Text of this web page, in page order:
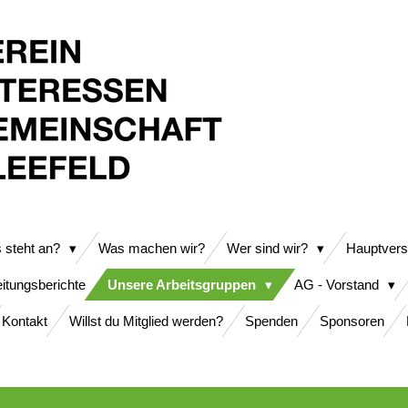
steht an? Was machen wir? Wer sind wir?
Unsere Arbeitsgruppen AG - Vorstand
Kontakt Willst du Mitglied werden? Spenden Sponsoren